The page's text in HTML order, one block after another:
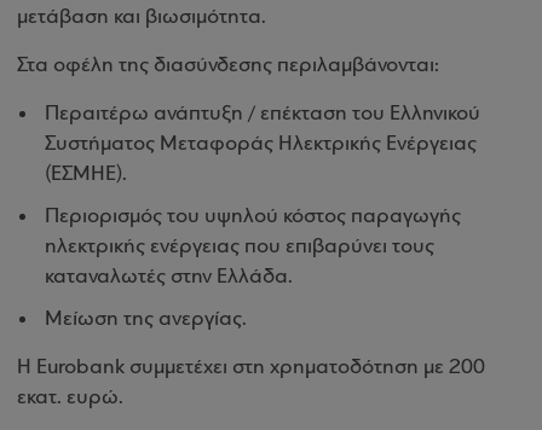
μετάβαση και βιωσιμότητα.
Στα οφέλη της διασύνδεσης περιλαμβάνονται:
Περαιτέρω ανάπτυξη / επέκταση του Ελληνικού
Συστήματος Μεταφοράς Ηλεκτρικής Ενέργειας
(ΕΣΜΗΕ).
Περιορισμός του υψηλού κόστος παραγωγής
ηλεκτρικής ενέργειας που επιβαρύνει τους
καταναλωτές στην Ελλάδα.
Μείωση της ανεργίας.
Η Eurobank συμμετέχει στη χρηματοδότηση με 200
εκατ. ευρώ.